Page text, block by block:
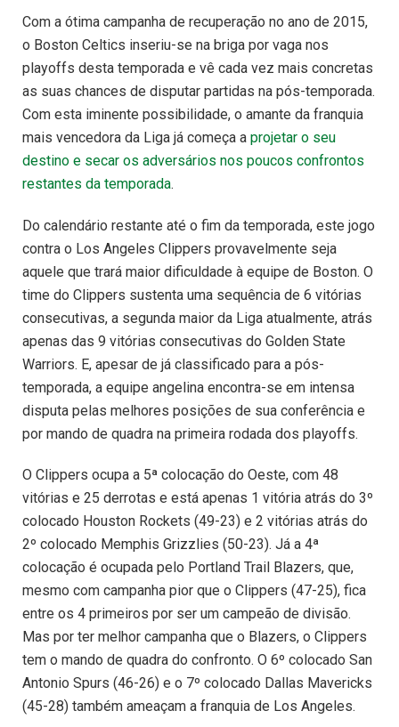
Com a ótima campanha de recuperação no ano de 2015,
o Boston Celtics inseriu-se na briga por vaga nos
playoffs desta temporada e vê cada vez mais concretas
as suas chances de disputar partidas na pós-temporada.
Com esta iminente possibilidade, o amante da franquia
mais vencedora da Liga já começa a projetar o seu
destino e secar os adversários nos poucos confrontos
restantes da temporada.
Do calendário restante até o fim da temporada, este jogo
contra o Los Angeles Clippers provavelmente seja
aquele que trará maior dificuldade à equipe de Boston. O
time do Clippers sustenta uma sequência de 6 vitórias
consecutivas, a segunda maior da Liga atualmente, atrás
apenas das 9 vitórias consecutivas do Golden State
Warriors. E, apesar de já classificado para a pós-
temporada, a equipe angelina encontra-se em intensa
disputa pelas melhores posições de sua conferência e
por mando de quadra na primeira rodada dos playoffs.
O Clippers ocupa a 5ª colocação do Oeste, com 48
vitórias e 25 derrotas e está apenas 1 vitória atrás do 3º
colocado Houston Rockets (49-23) e 2 vitórias atrás do
2º colocado Memphis Grizzlies (50-23). Já a 4ª
colocação é ocupada pelo Portland Trail Blazers, que,
mesmo com campanha pior que o Clippers (47-25), fica
entre os 4 primeiros por ser um campeão de divisão.
Mas por ter melhor campanha que o Blazers, o Clippers
tem o mando de quadra do confronto. O 6º colocado San
Antonio Spurs (46-26) e o 7º colocado Dallas Mavericks
(45-28) também ameaçam a franquia de Los Angeles.